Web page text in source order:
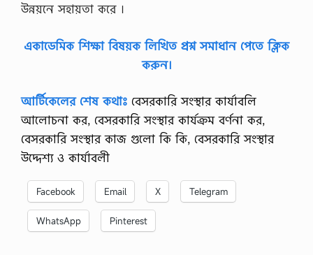
কু
উন্নয়নে সহায়তা করে ।
একাডেমিক শিক্ষা বিষয়ক লিখিত প্রশ্ন সমাধান পেতে ক্লিক
করুন।
আর্টিকেলের শেষ কথাঃ বেসরকারি সংস্থার কার্যাবলি
আলোচনা কর, বেসরকারি সংস্থার কার্যক্রম বর্ণনা কর,
বেসরকারি সংস্থার কাজ গুলো কি কি, বেসরকারি সংস্থার
উদ্দেশ্য ও কার্যাবলী
Facebook Email X Telegram
WhatsApp Pinterest